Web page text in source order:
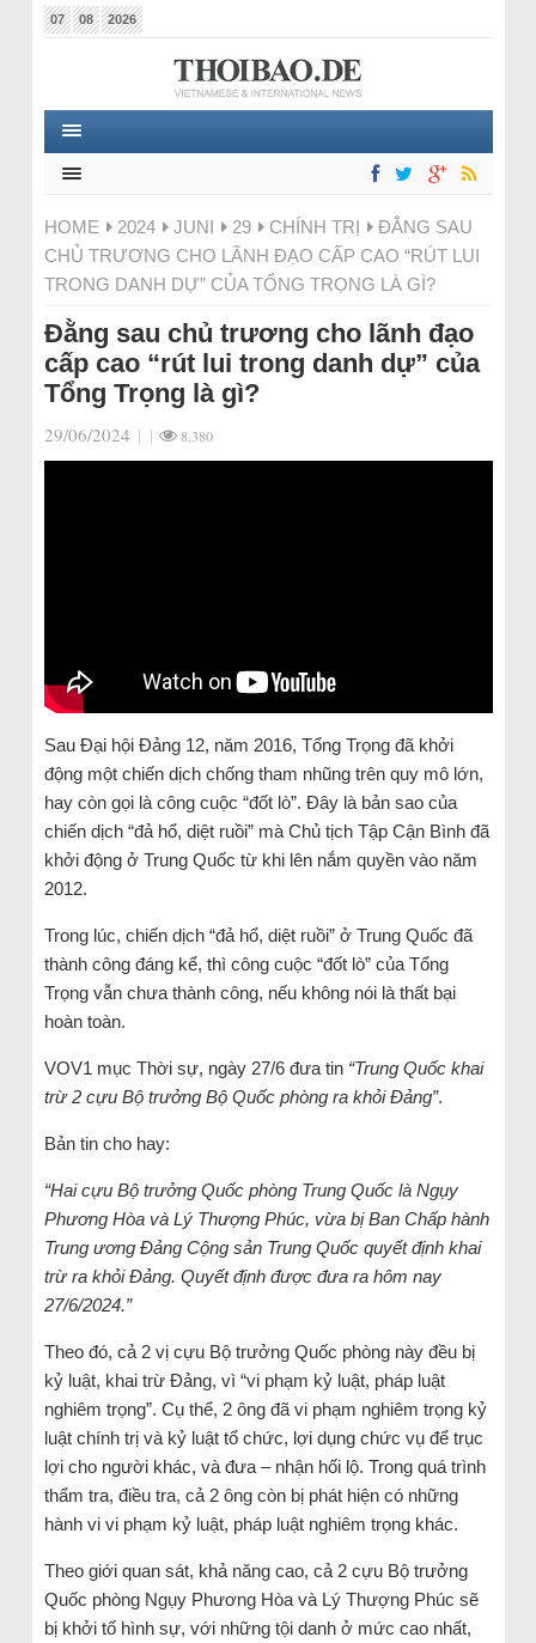
07 08 2026
HOME 2024 JUNI 29 CHÍNH TRỊ
ĐẰNG SAU
CHỦ TRƯƠNG CHO LÃNH ĐẠO CẤP CAO “RÚT LUI
TRONG DANH DỰ” CỦA TỔNG TRỌNG LÀ GÌ?
Đằng sau chủ trương cho lãnh đạo
cấp cao “rút lui trong danh dự” của
Tổng Trọng là gì?
29/06/2024 | | 8.380
Sau Đại hội Đảng 12, năm 2016, Tổng Trọng đã khởi
động một chiến dịch chống tham nhũng trên quy mô lớn,
hay còn gọi là công cuộc “đốt lò”. Đây là bản sao của
chiến dịch “đả hổ, diệt ruồi” mà Chủ tịch Tập Cận Bình đã
khởi động ở Trung Quốc từ khi lên nắm quyền vào năm
2012.
Trong lúc, chiến dịch “đả hổ, diệt ruồi” ở Trung Quốc đã
thành công đáng kể, thì công cuộc “đốt lò” của Tổng
Trọng vẫn chưa thành công, nếu không nói là thất bại
hoàn toàn.
VOV1 mục Thời sự, ngày 27/6 đưa tin “Trung Quốc khai
trừ 2 cựu Bộ trưởng Bộ Quốc phòng ra khỏi Đảng”.
Bản tin cho hay:
“Hai cựu Bộ trưởng Quốc phòng Trung Quốc là Ngụy
Phương Hòa và Lý Thượng Phúc, vừa bị Ban Chấp hành
Trung ương Đảng Cộng sản Trung Quốc quyết định khai
trừ ra khỏi Đảng. Quyết định được đưa ra hôm nay
27/6/2024.”
Theo đó, cả 2 vị cựu Bộ trưởng Quốc phòng này đều bị
kỷ luật, khai trừ Đảng, vì “vi phạm kỷ luật, pháp luật
nghiêm trọng”. Cụ thể, 2 ông đã vi phạm nghiêm trọng kỷ
luật chính trị và kỷ luật tổ chức, lợi dụng chức vụ để trục
lợi cho người khác, và đưa – nhận hối lộ. Trong quá trình
thẩm tra, điều tra, cả 2 ông còn bị phát hiện có những
hành vi vi phạm kỷ luật, pháp luật nghiêm trọng khác.
Theo giới quan sát, khả năng cao, cả 2 cựu Bộ trưởng
Quốc phòng Ngụy Phương Hòa và Lý Thượng Phúc sẽ
bị khởi tố hình sự, với những tội danh ở mức cao nhất,